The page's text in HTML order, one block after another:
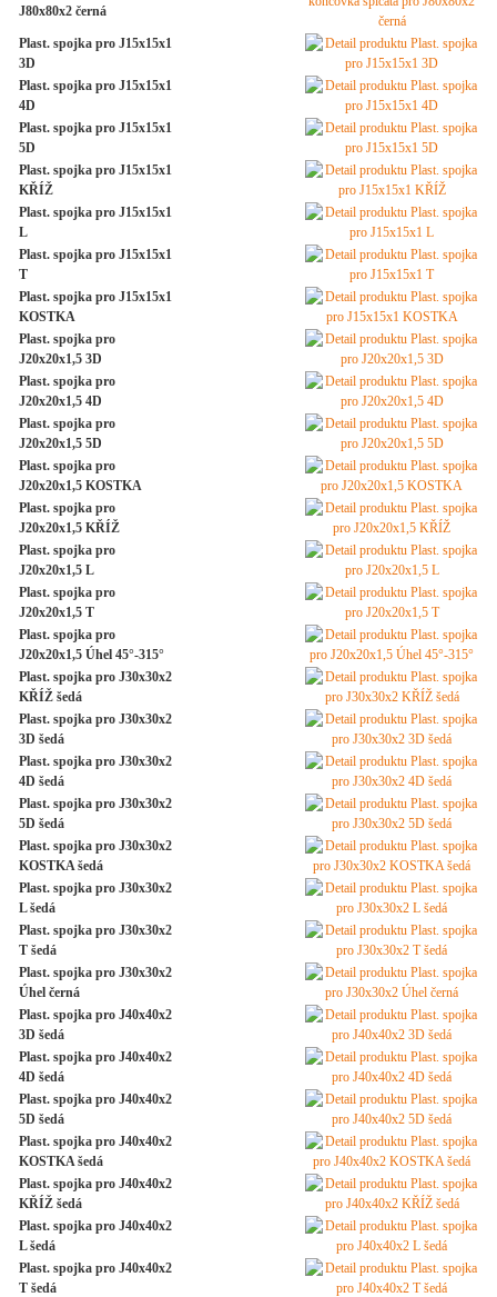
J80x80x2 černá
Plast. spojka pro J15x15x1
3D
Plast. spojka pro J15x15x1
4D
Plast. spojka pro J15x15x1
5D
Plast. spojka pro J15x15x1
KŘÍŽ
Plast. spojka pro J15x15x1
L
Plast. spojka pro J15x15x1
T
Plast. spojka pro J15x15x1
KOSTKA
Plast. spojka pro
J20x20x1,5 3D
Plast. spojka pro
J20x20x1,5 4D
Plast. spojka pro
J20x20x1,5 5D
Plast. spojka pro
J20x20x1,5 KOSTKA
Plast. spojka pro
J20x20x1,5 KŘÍŽ
Plast. spojka pro
J20x20x1,5 L
Plast. spojka pro
J20x20x1,5 T
Plast. spojka pro
J20x20x1,5 Úhel 45°-315°
Plast. spojka pro J30x30x2
KŘÍŽ šedá
Plast. spojka pro J30x30x2
3D šedá
Plast. spojka pro J30x30x2
4D šedá
Plast. spojka pro J30x30x2
5D šedá
Plast. spojka pro J30x30x2
KOSTKA šedá
Plast. spojka pro J30x30x2
L šedá
Plast. spojka pro J30x30x2
T šedá
Plast. spojka pro J30x30x2
Úhel černá
Plast. spojka pro J40x40x2
3D šedá
Plast. spojka pro J40x40x2
4D šedá
Plast. spojka pro J40x40x2
5D šedá
Plast. spojka pro J40x40x2
KOSTKA šedá
Plast. spojka pro J40x40x2
KŘÍŽ šedá
Plast. spojka pro J40x40x2
L šedá
Plast. spojka pro J40x40x2
T šedá